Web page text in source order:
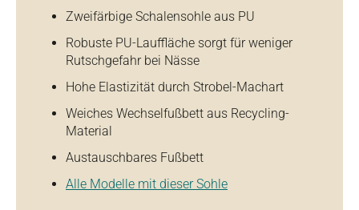
Zweifärbige Schalensohle aus PU
Robuste PU-Lauffläche sorgt für weniger
Rutschgefahr bei Nässe
Hohe Elastizität durch Strobel-Machart
Weiches Wechselfußbett aus Recycling-
Material
Austauschbares Fußbett
Alle Modelle mit dieser Sohle